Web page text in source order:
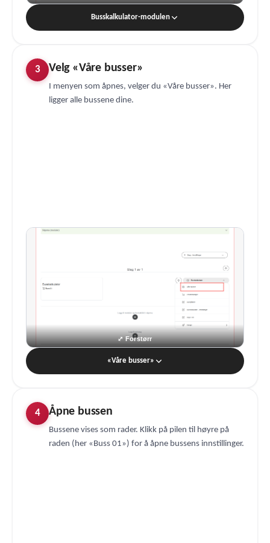
Busskalkulator-modulen
3 Velg «Våre busser»
I menyen som åpnes, velger du «Våre busser». Her
ligger alle bussene dine.
«Våre busser»
4 Åpne bussen
Bussene vises som rader. Klikk på pilen til høyre på
raden (her «Buss 01») for å åpne bussens innstillinger.